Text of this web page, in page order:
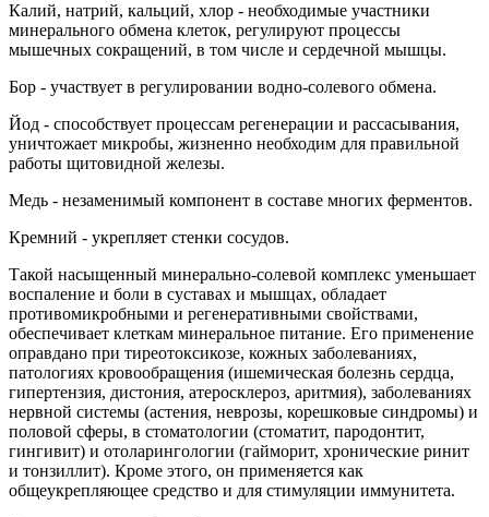
Калий, натрий, кальций, хлор - необходимые участники
минерального обмена клеток, регулируют процессы
мышечных сокращений, в том числе и сердечной мышцы.
Бор - участвует в регулировании водно-солевого обмена.
Йод - способствует процессам регенерации и рассасывания,
уничтожает микробы, жизненно необходим для правильной
работы щитовидной железы.
Медь - незаменимый компонент в составе многих ферментов.
Кремний - укрепляет стенки сосудов.
Такой насыщенный минерально-солевой комплекс уменьшает
воспаление и боли в суставах и мышцах, обладает
противомикробными и регенеративными свойствами,
обеспечивает клеткам минеральное питание. Его применение
оправдано при тиреотоксикозе, кожных заболеваниях,
патологиях кровообращения (ишемическая болезнь сердца,
гипертензия, дистония, атеросклероз, аритмия), заболеваниях
нервной системы (астения, неврозы, корешковые синдромы) и
половой сферы, в стоматологии (стоматит, пародонтит,
гингивит) и отоларингологии (гайморит, хронические ринит
и тонзиллит). Кроме этого, он применяется как
общеукрепляющее средство и для стимуляции иммунитета.